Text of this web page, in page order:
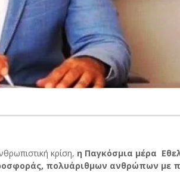
κρίση, η Παγκόσμια μέρα
πολυάριθμων ανθρώπων με